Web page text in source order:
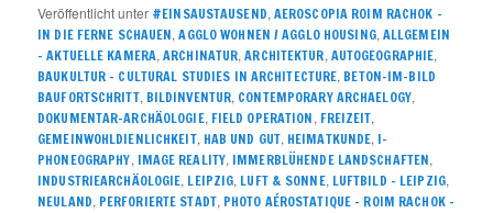
Veröffentlicht unter #EINSAUSTAUSEND, AEROSCOPIA ROIM RACHOK –
IN DIE FERNE SCHAUEN,AGGLO WOHNEN / AGGLO HOUSING, ALLGEMEIN
– AKTUELLE KAMERA,ARCHINATUR,ARCHITEKTUR, AUTOGEOGRAPHIE,
BAUKULTUR – CULTURAL STUDIES IN ARCHITECTURE, BETON-IM-BILD
BAUFORTSCHRITT, BILDINVENTUR, CONTEMPORARY ARCHAELOGY,
DOKUMENTAR-ARCHÄOLOGIE, FIELD OPERATION, FREIZEIT,
GEMEINWOHLDIENLICHKEIT, HAB UND GUT, HEIMATKUNDE, I-
PHONEOGRAPHY, IMAGE REALITY, IMMERBLÜHENDE LANDSCHAFTEN,
INDUSTRIEARCHÄOLOGIE, LEIPZIG, LUFT & SONNE, LUFTBILD - LEIPZIG,
NEULAND, PERFORIERTE STADT, PHOTO AÉROSTATIQUE – ROIM RACHOK –